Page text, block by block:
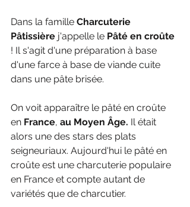
Dans la famille Charcuterie
Pâtissière j'appelle le Pâté en croûte
! Il s'agit d'une préparation à base
d'une farce à base de viande cuite
dans une pâte brisée.
On voit apparaître le pâté en croûte
en France, au Moyen Âge. Il était
alors une des stars des plats
seigneuriaux. Aujourd'hui le pâté en
croûte est une charcuterie populaire
en France et compte autant de
variétés que de charcutier.